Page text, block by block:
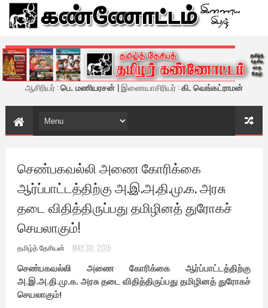
கண்ணோட்டம் - இணைய இதழ்
ஆசிரியர் :பெ. மணியரசன் | இணையாசிரியர் :கி. வெங்கட்ராமன்
செண்பகவல்லி அணை கோரிக்கை
ஆர்ப்பாட்டத்திற்கு அ.இ.அ.தி.மு.க. அரசு
தடை விதித்திருப்பது தமிழினத் துரோகச்
செயலாகும்!
தமிழ்த் தேசியன் MAY 30, 2015
செண்பகவல்லி அணை கோரிக்கை ஆர்ப்பாட்டத்திற்கு
அ.இ.அ.தி.மு.க. அரசு தடை விதித்திருப்பது தமிழினத் துரோகச்
செயலாகும்!